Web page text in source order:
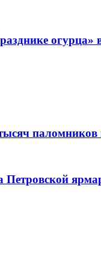
огурца»
паломников
Петровской